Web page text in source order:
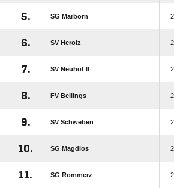
5. SG Marborn
6. SV Herolz
7. SV Neuhof II
8. FV Bellings
9. SV Schweben
10. SG Magdlos
11. SG Rommerz